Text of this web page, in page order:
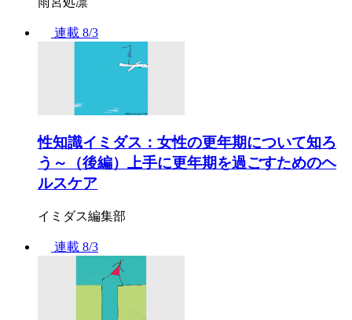
連載 8/3
性知識イミダス：女性の更年期について知ろ
う～（後編）上手に更年期を過ごすためのヘ
ルスケア
イミダス編集部
連載 8/3